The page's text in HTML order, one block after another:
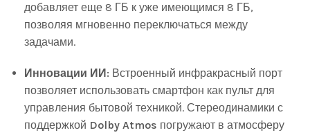
добавляет еще 8 ГБ к уже имеющимся 8 ГБ,
позволяя мгновенно переключаться между
задачами.
Инновации ИИ: Встроенный инфракрасный порт
позволяет использовать смартфон как пульт для
управления бытовой техникой. Стереодинамики с
поддержкой Dolby Atmos погружают в атмосферу